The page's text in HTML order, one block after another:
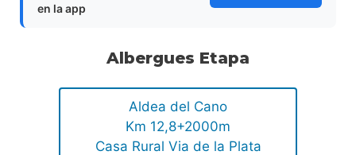
en la app
Albergues Etapa
Aldea del Cano
Km 12,8+2000m
Casa Rural Via de la Plata